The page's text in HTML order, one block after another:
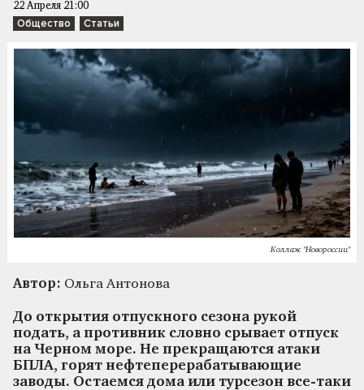
22 Апреля 21:00
Общество Статьи
Коллаж "Новороссии"
Автор: Ольга Антонова
До открытия отпускного сезона рукой
подать, а противник словно срывает отпуск
на Черном море. Не прекращаются атаки
БПЛА, горят нефтеперерабатывающие
заводы. Остаемся дома или турсезон все-таки